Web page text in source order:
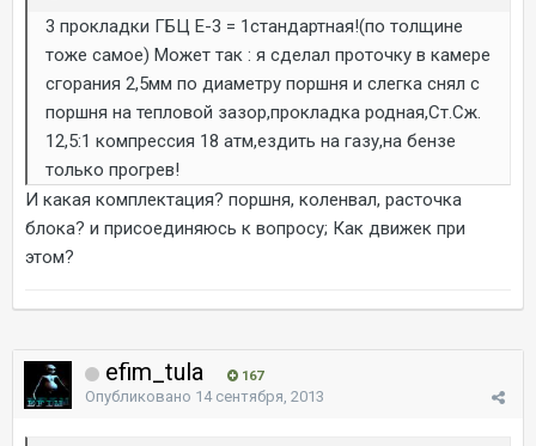
3 прокладки ГБЦ Е-3 = 1стандартная!(по толщине
тоже самое) Может так : я сделал проточку в камере
сгорания 2,5мм по диаметру поршня и слегка снял с
поршня на тепловой зазор,прокладка родная,Ст.Сж.
12,5:1 компрессия 18 атм,ездить на газу,на бензе
только прогрев!
И какая комплектация? поршня, коленвал, расточка
блока? и присоединяюсь к вопросу; Как движек при
этом?
efim_tula 167
Опубликовано 14 сентября, 2013